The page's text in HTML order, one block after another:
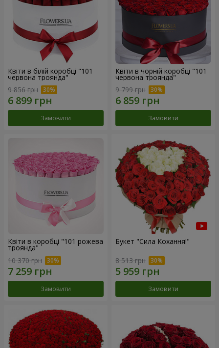
Квіти в білій коробці "101
червона троянда"
9 856 грн
Замовити
Квіти в чорній коробці "101
червона троянда"
9 799 грн
Замовити
Квіти в коробці "101 рожева
троянда"
10 370 грн
Замовити
Букет "Сила Кохання!"
8 513 грн
Замовити